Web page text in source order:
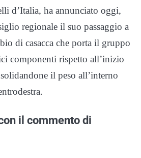
d’Italia, ha annunciato oggi,
regionale il suo passaggio a
di casacca che porta il gruppo
componenti rispetto all’inizio
il peso all’interno
il commento di